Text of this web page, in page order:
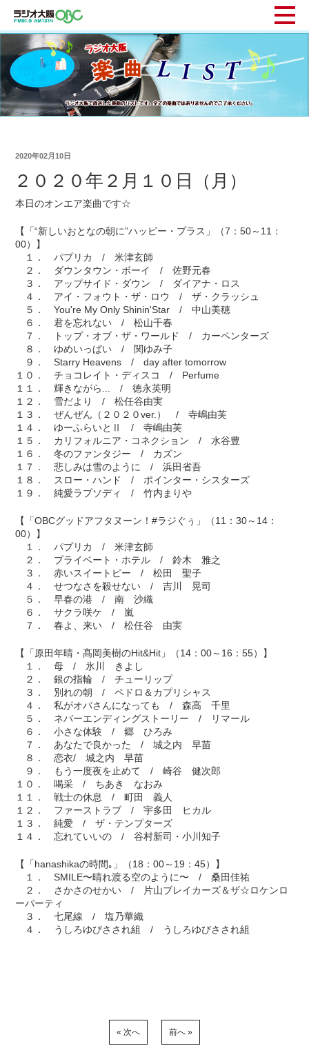
2020年02月10日
２０２０年２月１０日（月）
本日のオンエア楽曲です☆
【「“新しいおとなの朝に”ハッピー・プラス」（7：50～11：
00）】
１． パプリカ / 米津玄師
２． ダウンタウン・ボーイ / 佐野元春
３． アップサイド・ダウン / ダイアナ・ロス
４． アイ・フォウト・ザ・ロウ / ザ・クラッシュ
５． You're My Only Shinin'Star / 中山美穂
６． 君を忘れない / 松山千春
７． トップ・オブ・ザ・ワールド / カーペンターズ
８． ゆめいっぱい / 関ゆみ子
９． Starry Heavens / day after tomorrow
１０． チョコレイト・ディスコ / Perfume
１１． 輝きながら... / 徳永英明
１２． 雪だより / 松任谷由実
１３． ぜんぜん（２０２０ver.） / 寺嶋由芙
１４． ゆーふらいとⅡ / 寺嶋由芙
１５． カリフォルニア・コネクション / 水谷豊
１６． 冬のファンタジー / カズン
１７． 悲しみは雪のように / 浜田省吾
１８． スロー・ハンド / ポインター・シスターズ
１９． 純愛ラプソディ / 竹内まりや
【「OBCグッドアフタヌーン！#ラジぐぅ」（11：30～14：
00）】
１． パプリカ / 米津玄師
２． プライベート・ホテル / 鈴木 雅之
３． 赤いスイートピー / 松田 聖子
４． せつなさを殺せない / 吉川 晃司
５． 早春の港 / 南 沙織
６． サクラ咲ケ / 嵐
７． 春よ、来い / 松任谷 由実
【「原田年晴・髙岡美樹のHit&Hit」（14：00～16：55）】
１． 母 / 氷川 きよし
２． 銀の指輪 / チューリップ
３． 別れの朝 / ペドロ＆カプリシャス
４． 私がオバさんになっても / 森高 千里
５． ネバーエンディングストーリー / リマール
６． 小さな体験 / 郷 ひろみ
７． あなたで良かった / 城之内 早苗
８． 恋衣/ 城之内 早苗
９． もう一度夜を止めて / 崎谷 健次郎
１０． 喝采 / ちあき なおみ
１１． 戦士の休息 / 町田 義人
１２． ファーストラブ / 宇多田 ヒカル
１３． 純愛 / ザ・テンプターズ
１４． 忘れていいの / 谷村新司・小川知子
【「hanashikaの時間｡」（18：00～19：45）】
１． SMILE〜晴れ渡る空のように〜 / 桑田佳祐
２． さかさのせかい / 片山ブレイカーズ＆ザ☆ロケンロ
ーパーティ
３． 七尾線 / 塩乃華織
４． うしろゆびさされ組 / うしろゆびさされ組
« 次へ 前へ »